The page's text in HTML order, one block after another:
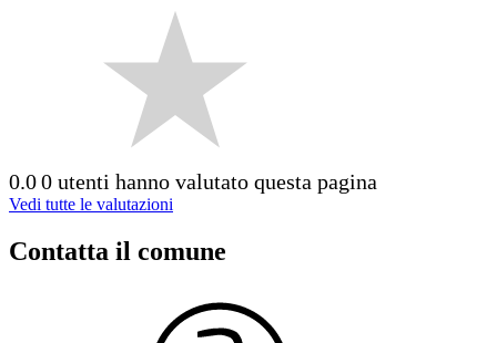
0.00 utenti hanno valutato questa pagina
Vedi tutte le valutazioni
Contatta il comune